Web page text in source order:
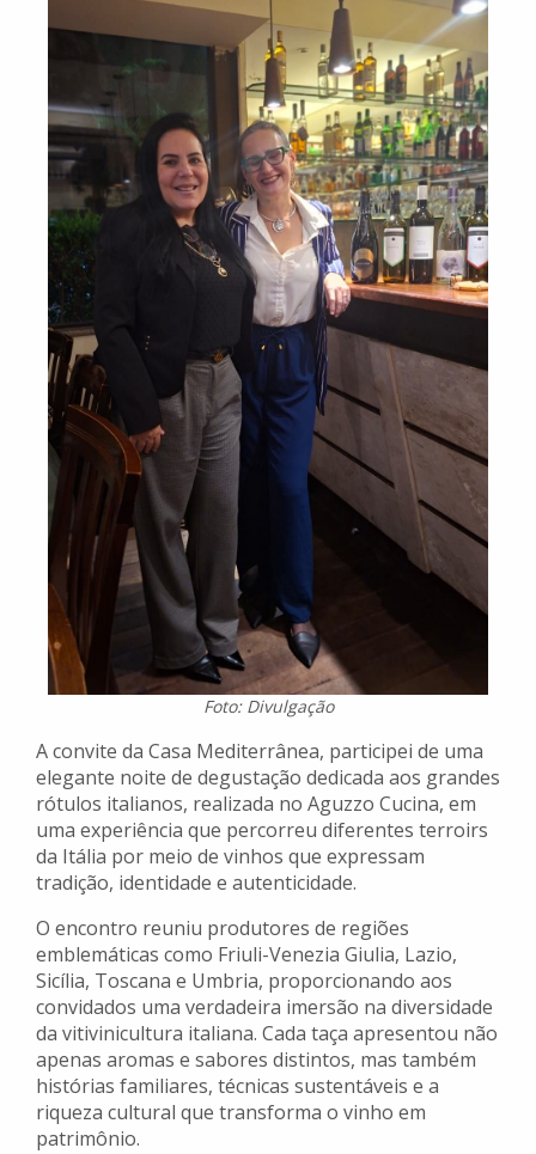
Foto: Divulgação
A convite da Casa Mediterrânea, participei de uma
elegante noite de degustação dedicada aos grandes
rótulos italianos, realizada no Aguzzo Cucina, em
uma experiência que percorreu diferentes terroirs
da Itália por meio de vinhos que expressam
tradição, identidade e autenticidade.
O encontro reuniu produtores de regiões
emblemáticas como Friuli-Venezia Giulia, Lazio,
Sicília, Toscana e Umbria, proporcionando aos
convidados uma verdadeira imersão na diversidade
da vitivinicultura italiana. Cada taça apresentou não
apenas aromas e sabores distintos, mas também
histórias familiares, técnicas sustentáveis e a
riqueza cultural que transforma o vinho em
patrimônio.